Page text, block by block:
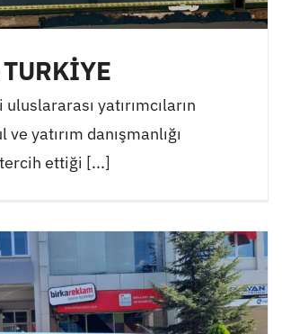
yatırımcıların
yatırım danışmanlığı
ettiği [...]